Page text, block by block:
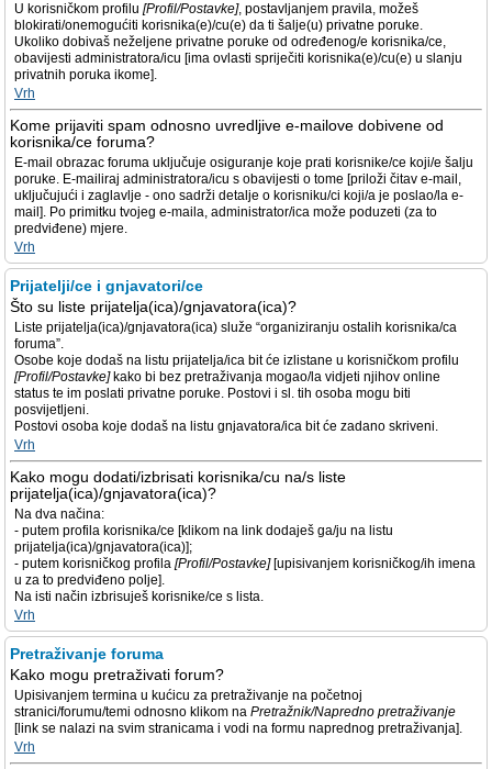
U korisničkom profilu [Profil/Postavke], postavljanjem pravila, možeš
blokirati/onemogućiti korisnika(e)/cu(e) da ti šalje(u) privatne poruke.
Ukoliko dobivaš neželjene privatne poruke od određenog/e korisnika/ce,
obavijesti administratora/icu [ima ovlasti spriječiti korisnika(e)/cu(e) u slanju
privatnih poruka ikome].
Vrh
Kome prijaviti spam odnosno uvredljive e-mailove dobivene od
korisnika/ce foruma?
E-mail obrazac foruma uključuje osiguranje koje prati korisnike/ce koji/e šalju
poruke. E-mailiraj administratora/icu s obavijesti o tome [priloži čitav e-mail,
uključujući i zaglavlje - ono sadrži detalje o korisniku/ci koji/a je poslao/la e-
mail]. Po primitku tvojeg e-maila, administrator/ica može poduzeti (za to
predviđene) mjere.
Vrh
Prijatelji/ce i gnjavatori/ce
Što su liste prijatelja(ica)/gnjavatora(ica)?
Liste prijatelja(ica)/gnjavatora(ica) služe “organiziranju ostalih korisnika/ca
foruma”.
Osobe koje dodaš na listu prijatelja/ica bit će izlistane u korisničkom profilu
[Profil/Postavke]kako bi bez pretraživanja mogao/la vidjeti njihov online
status te im poslati privatne poruke. Postovi i sl. tih osoba mogu biti
posvijetljeni.
Postovi osoba koje dodaš na listu gnjavatora/ica bit će zadano skriveni.
Vrh
Kako mogu dodati/izbrisati korisnika/cu na/s liste
prijatelja(ica)/gnjavatora(ica)?
Na dva načina:
- putem profila korisnika/ce [klikom na link dodaješ ga/ju na listu
prijatelja(ica)/gnjavatora(ica)];
- putem korisničkog profila [Profil/Postavke][upisivanjem korisničkog/ih imena
u za to predviđeno polje].
Na isti način izbrisuješ korisnike/ce s lista.
Vrh
Pretraživanje foruma
Kako mogu pretraživati forum?
Upisivanjem termina u kućicu za pretraživanje na početnoj
stranici/forumu/temi odnosno klikom na Pretražnik/Napredno pretraživanje
[link se nalazi na svim stranicama i vodi na formu naprednog pretraživanja].
Vrh